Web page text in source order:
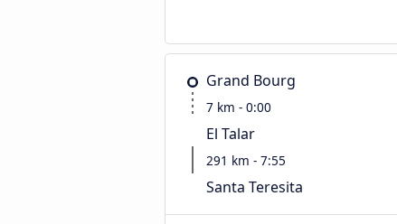
Grand Bourg
7 km - 0:00
El Talar
291 km - 7:55
Santa Teresita